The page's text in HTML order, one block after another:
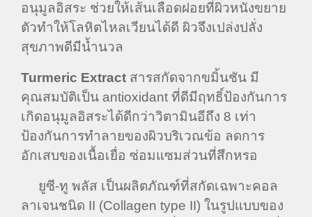
อนุมูลอิสระ ช่วยให้เส้นเลือดฝอยที่ผิวหนังขยาย
ตัวทำให้โลหิตไหลเวียนได้ดี ผิวจึงเปล่งปลั่ง
สุขภาพดีมีน้ำนวล
Turmeric Extract สารสกัดจากขมิ้นชัน มี
คุณสมบัติเป็น antioxidant ที่ดีมีฤทธิ์ป้องกันการ
เกิดอนุมูลอิสระได้ดีกว่าวิตามินอีถึง 8 เท่า
ป้องกันการทำลายของผิวบริเวณข้อ ลดการ
อักเสบของเนื้อเยื่อ ซ่อมแซมส่วนที่สึกหรอ
ยูซี-ทู พลัส เป็นผลิตภัณฑ์ที่สกัดเฉพาะคอล
ลาเจนชนิด II (Collagen type II) ในรูปแบบของ